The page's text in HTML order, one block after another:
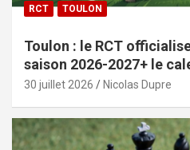
RCT TOULON
Toulon : le RCT
saison 2026-2027+ le
30 juillet 2026 Nicolas Dupre